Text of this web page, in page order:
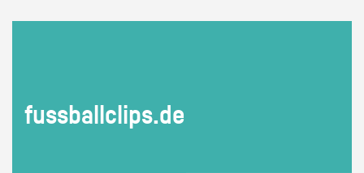
fuss­ball­clips.de